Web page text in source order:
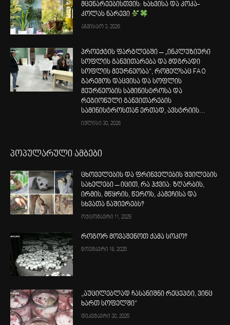
მცენარეებისთვის: ხახვისა და კოკა-
კოლას ნარევი
აგვისტო 3, 2026
პროექტის ფარგლებში – „ინკლუზიური
სოფლის განვითარება და მდგრადი
სოფლის მეურნეობა“, რომელსაც FAO
გარემოს დაცვისა და სოფლის
მეურნეობის სამინისტროსა და
რეგიონული განვითარების
სამინისტროსთან ერთად, ავსტრიის...
ივლისი 30, 2026
პოპულარული ამბები
ცხოველების და ფრინველების შვილების
სახელები – იცით, რა ჰქვია: ზღარბის,
ირმის, მწყრის, წეროს, კამეჩისა და
სხვათა ნაშიერებს?
ოქტომბერი 11, 2025
როგორ მოვაშენოთ ქამა სოკო?
ნოემბერი 18, 2025
„აუცილებლად ჩასანიშნი რეცეპტი, ვინც
ხართ სოფელში“
დეკემბერი 30, 2025